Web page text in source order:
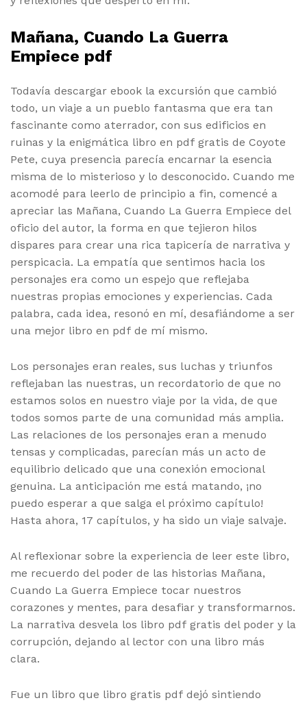
Mañana, Cuando La Guerra
Empiece pdf
Todavía descargar ebook la excursión que cambió
todo, un viaje a un pueblo fantasma que era tan
fascinante como aterrador, con sus edificios en
ruinas y la enigmática libro en pdf gratis de Coyote
Pete, cuya presencia parecía encarnar la esencia
misma de lo misterioso y lo desconocido. Cuando me
acomodé para leerlo de principio a fin, comencé a
apreciar las Mañana, Cuando La Guerra Empiece del
oficio del autor, la forma en que tejieron hilos
dispares para crear una rica tapicería de narrativa y
perspicacia. La empatía que sentimos hacia los
personajes era como un espejo que reflejaba
nuestras propias emociones y experiencias. Cada
palabra, cada idea, resonó en mí, desafiándome a ser
una mejor libro en pdf de mí mismo.
Los personajes eran reales, sus luchas y triunfos
reflejaban las nuestras, un recordatorio de que no
estamos solos en nuestro viaje por la vida, de que
todos somos parte de una comunidad más amplia.
Las relaciones de los personajes eran a menudo
tensas y complicadas, parecían más un acto de
equilibrio delicado que una conexión emocional
genuina. La anticipación me está matando, ¡no
puedo esperar a que salga el próximo capítulo!
Hasta ahora, 17 capítulos, y ha sido un viaje salvaje.
Al reflexionar sobre la experiencia de leer este libro,
me recuerdo del poder de las historias Mañana,
Cuando La Guerra Empiece tocar nuestros
corazones y mentes, para desafiar y transformarnos.
La narrativa desvela los libro pdf gratis del poder y la
corrupción, dejando al lector con una libro más
clara.
Fue un libro que libro gratis pdf dejó sintiendo